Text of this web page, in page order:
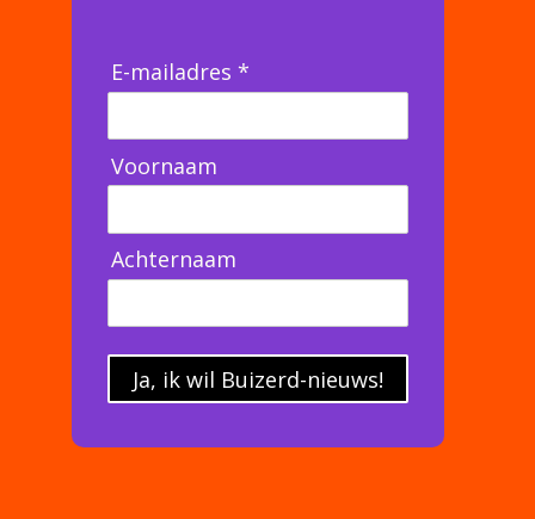
E-mailadres *
Voornaam
Achternaam
Ja, ik wil Buizerd-nieuws!